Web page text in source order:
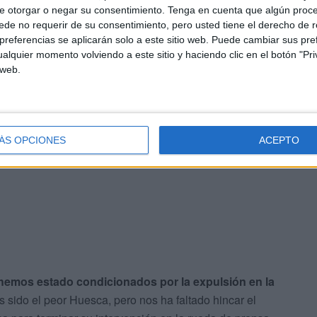
otorgar o negar su consentimiento. Tenga en cuenta que algún
no requerir de su consentimiento, pero usted tiene el derecho de
se aplicarán solo a este sitio web. Puede cambiar sus
momento volviendo a este sitio y haciendo clic en el botón
OPCIONES ACEPTO
de la expulsión repetida, aun así, argumenta no estar
llega antes y Sergi que va a disputar el balón le pisa”,
imagen parada, el VAR tiene que estar para otras
declaró el técnico de la Sociedad Deportiva Huesca.
”, volvió a añadir el técnico del Huesca.
estado condicionados por la expulsión en la
sido el peor Huesca, pero nos ha faltado hincar el